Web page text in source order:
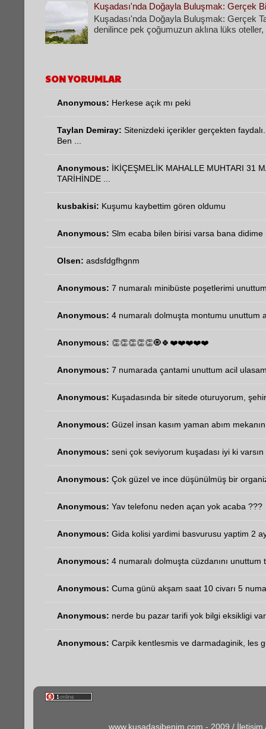
Kuşadası'nda Doğayla Buluşmak: Gerçek
Kuşadası'nda Doğayla Buluşmak: Gerçek
denilince pek çoğumuzun aklına lüks
SON YORUMLAR
Anonymous: Herkese açık mı peki
Taylan Demiray: Sitenizdeki içerikler gerçekten faydalı.
Ben ...
Anonymous: İKİÇEŞMELİK MAHALLE MUHTARI 31
TARİHİNDE ...
kusbakisi: Kuşumu kaybettim gören oldumu
Anonymous: Slm ecaba bilen birisi varsa bana didime
Olsen: asdsfdgfhgnm
Anonymous: 7 numaralı minibüste poşetlerimi
Anonymous: 4 numaralı dolmuşta montumu unuttum
Anonymous: 👏👏👏👏👏🧿🍀❤️❤️❤️❤️❤️
Anonymous: 7 numarada çantami unuttum acil
Anonymous: Kuşadasında bir sitede oturuyorum,
Anonymous: Güzel insan kasım yaman abım
Anonymous: seni çok seviyorum kuşadası iyi ki varsın
Anonymous: Çok güzel ve ince düşünülmüş bir
Anonymous: Yav telefonu neden açan yok acaba ???
Anonymous: Gida kolisi yardimi basvurusu yaptim 2
Anonymous: 4 numaralı dolmuşta cüzdanını
Anonymous: Cuma günü akşam saat 10 civarı 5
Anonymous: nerde bu pazar tarifi yok bilgi eksikligi var
Anonymous: Carpik kentlesmis ve darmadaginik, les
www.kusadasibenim.com - 2009 /